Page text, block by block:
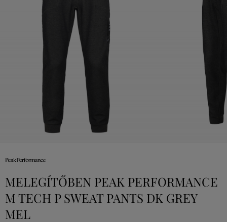
MELEGÍTŐBEN PEAK PERFORMANCE
M TECH P SWEAT PANTS DK GREY
MEL